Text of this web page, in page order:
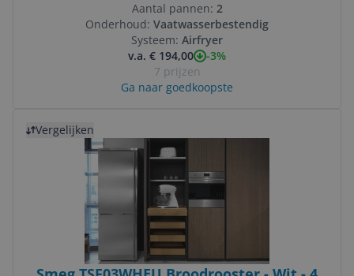
Aantal pannen: 2
Onderhoud: Vaatwasserbestendig
Systeem: Airfryer
v.a. € 194,00
-3%
7 prijzen
Ga naar goedkoopste
Vergelijken